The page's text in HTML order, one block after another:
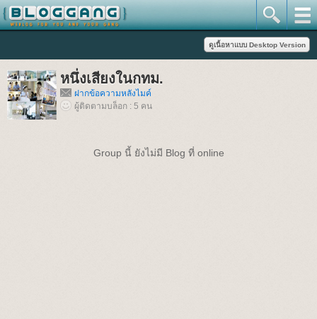
หนึ่งเสียงในกทม.
ฝากข้อความหลังไมค์
ผู้ติดตามบล็อก : 5 คน
Group นี้ ยังไม่มี Blog ที่ online